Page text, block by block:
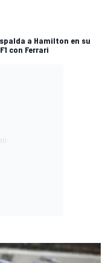
a Hamilton en su
con Ferrari